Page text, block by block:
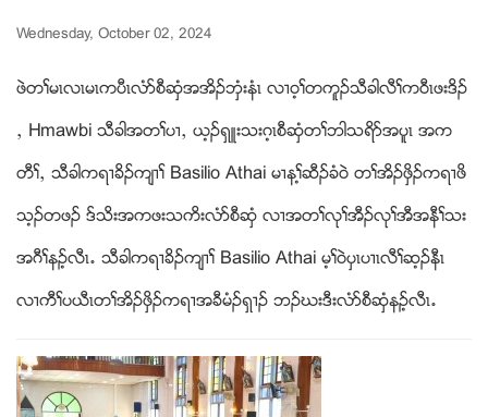
Wednesday, October 02, 2024
ဖဲတႈမၚလၚမၚကပီၚလံဏစီဆွံအအိဥဘွံးနံၚ လ႕၀့ႈတကူဥသီခါလီႈက၀ီၚဖးဒိဥ
ယ Hmawbi သီခါအတႈပ႕ယ ဎ့ဥရွဴးသးဂ့ၚစီဆွံတႈဘါသရိဏအပူၚ အက
တီႈယ သီခါကရ႕ခိဥက်႕ႈ Basilio Athai မ႕နႈ့ဆီဥခံ၀ဲ တႈအိဥဖွိဥကရ႕ဖိ
သ့ဥတဖဥ ဒ္သိးအကဖးသကိးလံဏစီဆွံ လ႕အတႈလုႈအီဥလုႈအီအနီႈသး
အဂီႈနဥ့လီၚ’ သီခါကရ႕ခိဥက်႕ႈ Basilio Athai မ့ႈ၀ဲပွၚပ႕ၚလီႈဆ့ဥနီၚ
လ႕ကီႈပဎီၚတႈအိဥဖွိဥကရ႕အခီမံဥရွ႕ဥ ဘဥဃးဒီးလံဏစီဆွံနဥ့လီၚ’